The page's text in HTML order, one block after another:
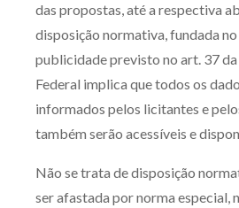
das propostas, até a respectiva
disposição normativa, fundada
publicidade previsto no art. 37
Federal implica que todos os
informados pelos licitantes e
também serão acessíveis e
Não se trata de disposição
ser afastada por norma especial,